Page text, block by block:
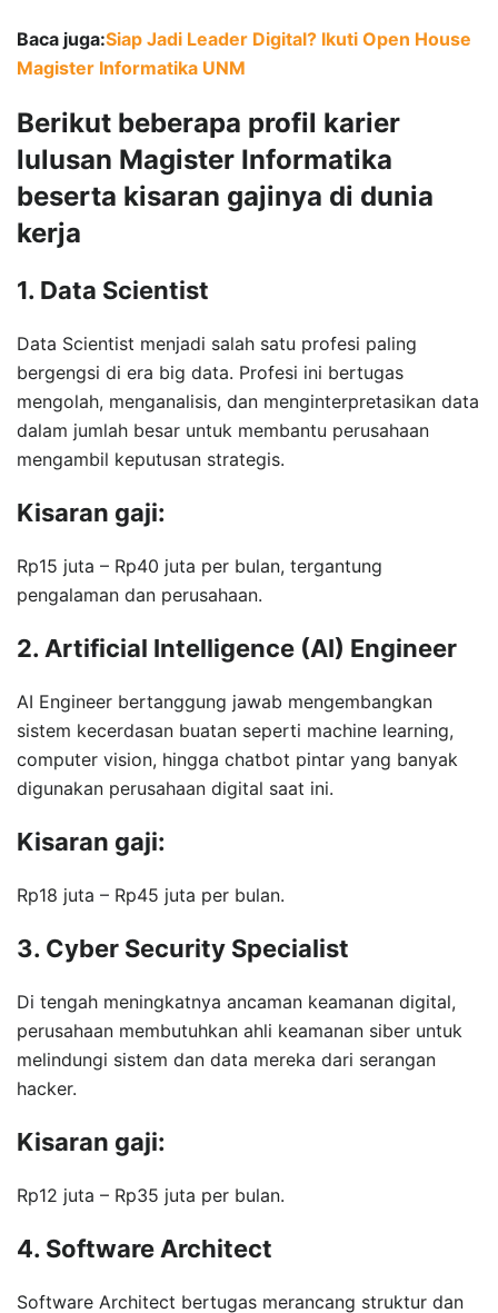
Baca juga:Siap Jadi Leader Digital? Ikuti Open House
Magister Informatika UNM
Berikut beberapa profil karier
lulusan Magister Informatika
beserta kisaran gajinya di dunia
kerja
1. Data Scientist
Data Scientist menjadi salah satu profesi paling
bergengsi di era big data. Profesi ini bertugas
mengolah, menganalisis, dan menginterpretasikan data
dalam jumlah besar untuk membantu perusahaan
mengambil keputusan strategis.
Kisaran gaji:
Rp15 juta – Rp40 juta per bulan, tergantung
pengalaman dan perusahaan.
2. Artificial Intelligence (AI) Engineer
AI Engineer bertanggung jawab mengembangkan
sistem kecerdasan buatan seperti machine learning,
computer vision, hingga chatbot pintar yang banyak
digunakan perusahaan digital saat ini.
Kisaran gaji:
Rp18 juta – Rp45 juta per bulan.
3. Cyber Security Specialist
Di tengah meningkatnya ancaman keamanan digital,
perusahaan membutuhkan ahli keamanan siber untuk
melindungi sistem dan data mereka dari serangan
hacker.
Kisaran gaji:
Rp12 juta – Rp35 juta per bulan.
4. Software Architect
Software Architect bertugas merancang struktur dan